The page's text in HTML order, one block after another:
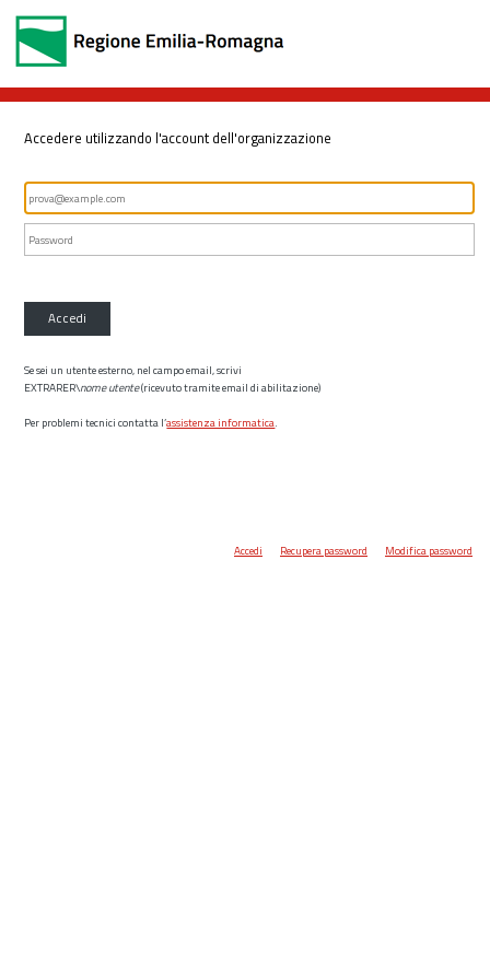
Accedere utilizzando l'account dell'organizzazione
Accedi
Se sei un utente esterno, nel campo email, scrivi
EXTRARER\nome utente(ricevuto tramite email di abilitazione)
Per problemi tecnici contatta l’assistenza informatica.
Accedi Recupera password Modifica password